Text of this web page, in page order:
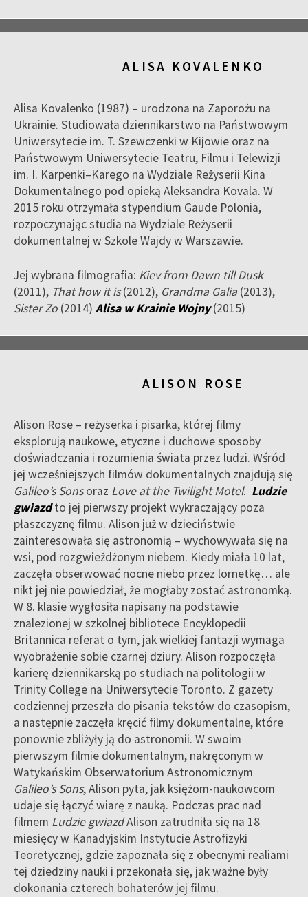
ALISA KOVALENKO
Alisa Kovalenko (1987) – urodzona na Zaporożu na
Ukrainie. Studiowała dziennikarstwo na Państwowym
Uniwersytecie im. T. Szewczenki w Kijowie oraz na
Państwowym Uniwersytecie Teatru, Filmu i Telewizji
im. I. Karpenki–Karego na Wydziale Reżyserii Kina
Dokumentalnego pod opieką Aleksandra Kovala. W
2015 roku otrzymała stypendium Gaude Polonia,
rozpoczynając studia na Wydziale Reżyserii
dokumentalnej w Szkole Wajdy w Warszawie.
Jej wybrana filmografia: Kiev from Dawn till Dusk
(2011), That how it is(2012), Grandma Galia (2013),
Sister Zo (2014) Alisa w Krainie Wojny(2015)
ALISON ROSE
Alison Rose – reżyserka i pisarka, której filmy
eksplorują naukowe, etyczne i duchowe sposoby
doświadczania i rozumienia świata przez ludzi. Wśród
jej wcześniejszych filmów dokumentalnych znajdują się
Galileo’s Sonsoraz Love at the Twilight Motel. Ludzie
gwiazdto jej pierwszy projekt wykraczający poza
płaszczyznę filmu. Alison już w dzieciństwie
zainteresowała się astronomią – wychowywała się na
wsi, pod rozgwieżdżonym niebem. Kiedy miała 10 lat,
zaczęła obserwować nocne niebo przez lornetkę… ale
nikt jej nie powiedział, że mogłaby zostać astronomką.
W 8. klasie wygłosiła napisany na podstawie
znalezionej w szkolnej bibliotece Encyklopedii
Britannica referat o tym, jak wielkiej fantazji wymaga
wyobrażenie sobie czarnej dziury. Alison rozpoczęła
karierę dziennikarską po studiach na politologii w
Trinity College na Uniwersytecie Toronto. Z gazety
codziennej przeszła do pisania tekstów do czasopism,
a następnie zaczęła kręcić filmy dokumentalne, które
ponownie zbliżyły ją do astronomii. W swoim
pierwszym filmie dokumentalnym, nakręconym w
Watykańskim Obserwatorium Astronomicznym
Galileo’s Sons, Alison pyta, jak księżom-naukowcom
udaje się łączyć wiarę z nauką. Podczas prac nad
filmem Ludzie gwiazdAlison zatrudniła się na 18
miesięcy w Kanadyjskim Instytucie Astrofizyki
Teoretycznej, gdzie zapoznała się z obecnymi realiami
tej dziedziny nauki i przekonała się, jak ważne były
dokonania czterech bohaterów jej filmu.